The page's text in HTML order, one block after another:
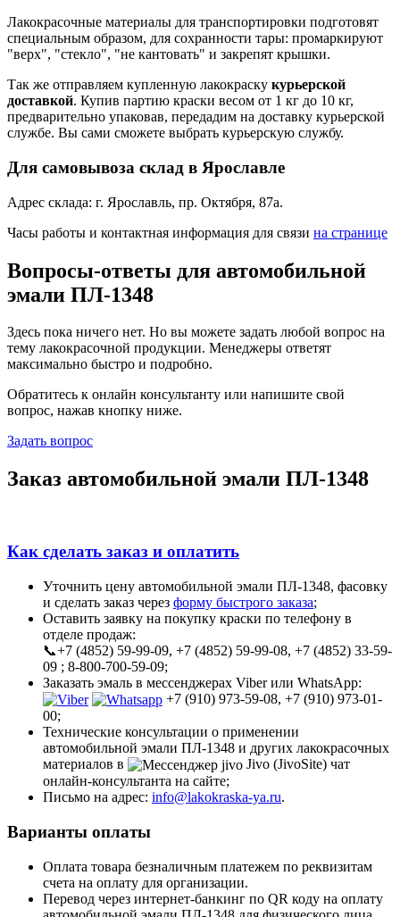
Лакокрасочные материалы для транспортировки подготовят
специальным образом, для сохранности тары: промаркируют
"верх", "стекло", "не кантовать" и закрепят крышки.
Так же отправляем купленную лакокраску курьерской
доставкой. Купив партию краски весом от 1 кг до 10 кг,
предварительно упаковав, передадим на доставку курьерской
службе. Вы сами сможете выбрать курьерскую службу.
Для самовывоза склад в Ярославле
Адрес склада: г. Ярославль, пр. Октября, 87a.
Часы работы и контактная информация для связи на странице
Вопросы-ответы для автомобильной
эмали ПЛ-1348
Здесь пока ничего нет. Но вы можете задать любой вопрос на
тему лакокрасочной продукции. Менеджеры ответят
максимально быстро и подробно.
Обратитесь к онлайн консультанту или напишите свой
вопрос, нажав кнопку ниже.
Задать вопрос
Заказ автомобильной эмали ПЛ-1348
Как сделать заказ и оплатить
Уточнить цену автомобильной эмали ПЛ-1348, фасовку
и сделать заказ через форму быстрого заказа;
Оставить заявку на покупку краски по телефону в
отделе продаж:
📞+7 (4852) 59-99-09, +7 (4852) 59-99-08, +7 (4852) 33-59-
09 ; 8-800-700-59-09;
Заказать эмаль в мессенджерах Viber или WhatsApp:
+7 (910) 973-59-08, +7 (910) 973-01-
00;
Технические консультации о применении
автомобильной эмали ПЛ-1348 и других лакокрасочных
материалов в
Jivo (JivoSite) чат
онлайн-консультанта на сайте;
Письмо на адрес: info@lakokraska-ya.ru.
Варианты оплаты
Оплата товара безналичным платежем по реквизитам
счета на оплату для организации.
Перевод через интернет-банкинг по QR коду на оплату